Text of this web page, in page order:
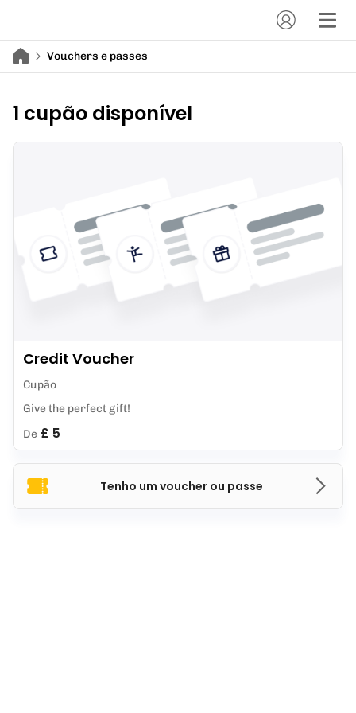
Vouchers e passes
1 cupão disponível
Tenho um voucher ou passe
Credit Voucher
Cupão
Give the perfect gift!
De £ 5